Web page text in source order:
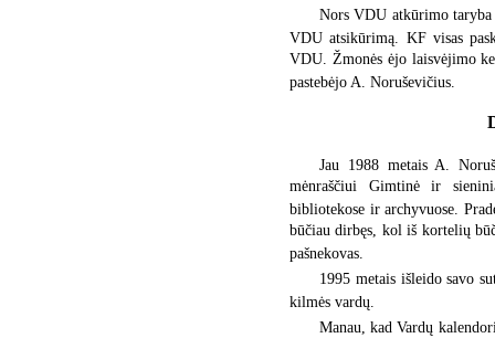
Nors VDU atkūrimo
VDU atsikūrimą. KF visas
VDU. Žmonės ėjo laisvėjimo
pastebėjo A. Noruševičius.
Jau 1988 metais A.
mėnraščiui Gimtinė ir
bibliotekose ir archyvuose.
būčiau dirbęs, kol iš kortelių
pašnekovas.
1995 metais išleido savo
kilmės vardų.
Manau, kad Vardų